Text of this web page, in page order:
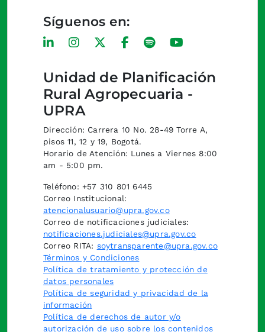
Unidad de Planificación
Rural Agropecuaria -
UPRA
Dirección: Carrera 10 No. 28-49 Torre A,
pisos 11, 12 y 19, Bogotá.
Horario de Atención: Lunes a Viernes 8:00
am - 5:00 pm.
Teléfono: +57 310 801 6445
Correo Institucional:
atencionalusuario@upra.gov.co
Correo de notificaciones judiciales:
notificaciones.judiciales@upra.gov.co
Correo RITA: soytransparente@upra.gov.co
Términos y Condiciones
Política de tratamiento y protección de
datos personales
Política de seguridad y privacidad de la
información
Política de derechos de autor y/o
autorización de uso sobre los contenidos
Síguenos en: